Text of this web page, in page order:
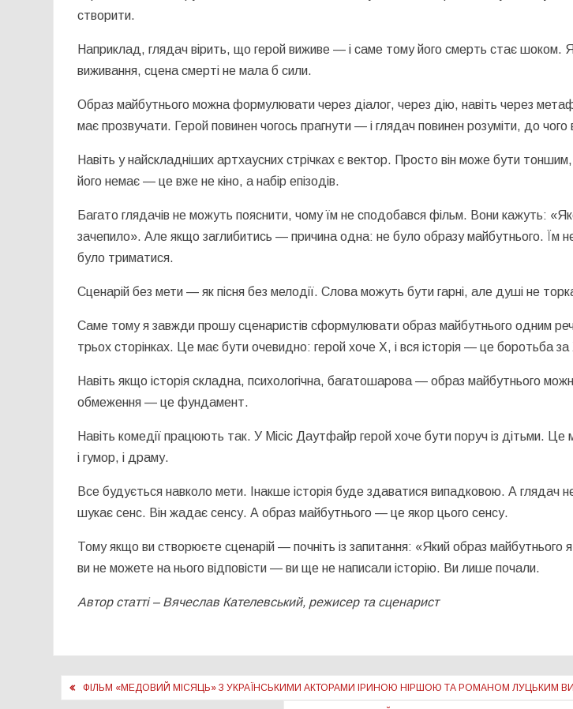
створити.
Наприклад, глядач вірить, що герой виживе — і саме тому його смерть стає шоком.
виживання, сцена смерті не мала б сили.
Образ майбутнього можна формулювати через діалог, через дію, навіть через
має прозвучати. Герой повинен чогось прагнути — і глядач повинен розуміти, до чого
Навіть у найскладніших артхаусних стрічках є вектор. Просто він може бути
його немає — це вже не кіно, а набір епізодів.
Багато глядачів не можуть пояснити, чому їм не сподобався фільм. Вони кажуть:
зачепило». Але якщо заглибитись — причина одна: не було образу майбутнього. Їм
було триматися.
Сценарій без мети — як пісня без мелодії. Слова можуть бути гарні, але душі не
Саме тому я завжди прошу сценаристів сформулювати образ майбутнього одним
трьох сторінках. Це має бути очевидно: герой хоче Х, і вся історія — це боротьба за
Навіть якщо історія складна, психологічна, багатошарова — образ майбутнього
обмеження — це фундамент.
Навіть комедії працюють так. У Місіс Даутфайр герой хоче бути поруч із дітьми. Це
і гумор, і драму.
Все будується навколо мети. Інакше історія буде здаватися випадковою. А глядач
шукає сенс. Він жадає сенсу. А образ майбутнього — це якор цього сенсу.
Тому якщо ви створюєте сценарій — почніть із запитання: «Який образ майбутнього
ви не можете на нього відповісти — ви ще не написали історію. Ви лише почали.
Автор статті – Вячеслав Кателевський, режисер та сценарист
Навігація
ФІЛЬМ «МЕДОВИЙ МІСЯЦЬ» З УКРАЇНСЬКИМИ АКТОРАМИ ІРИНОЮ НІРШОЮ ТА РОМАНОМ ЛУЦЬКИМ